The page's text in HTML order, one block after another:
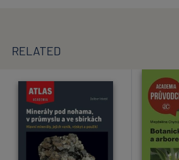
RELATED